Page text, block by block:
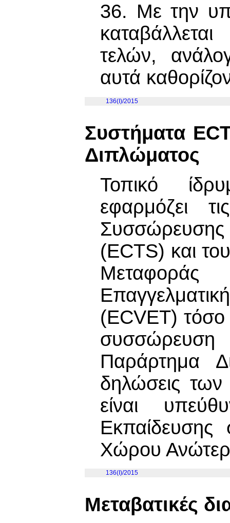
36. Με την
τελών,
αυτά
136(I)/2015
Συστήματα
Διπλώματος
Τοπικό
εφαρμόζει
(ECTS) και
(ECVET) τόσο
Παράρτημα
δηλώσεις
είναι
Χώρου
136(I)/2015
Μεταβατικές